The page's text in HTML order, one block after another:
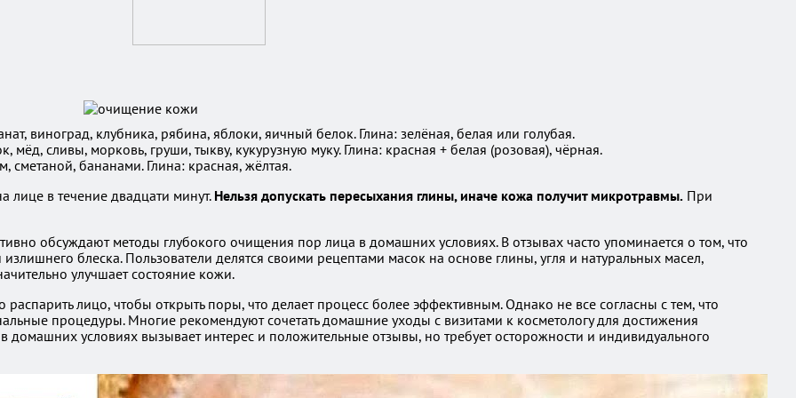
виноград, клубника, рябина, яблоки, яичный белок. Глина: зелёная, белая или голубая.
сливы, морковь, груши, тыкву, кукурузную муку. Глина: красная + белая (розовая), чёрная.
бананами. Глина: красная, жёлтая.
в течение двадцати минут. Нельзя допускать пересыхания глины, иначе кожа получит микротравмы. При
обсуждают методы глубокого очищения пор лица в домашних условиях. В отзывах часто упоминается о том, что
блеска. Пользователи делятся своими рецептами масок на основе глины, угля и натуральных масел,
улучшает состояние кожи.
лицо, чтобы открыть поры, что делает процесс более эффективным. Однако не все согласны с тем, что
процедуры. Многие рекомендуют сочетать домашние уходы с визитами к косметологу для достижения
домашних условиях вызывает интерес и положительные отзывы, но требует осторожности и индивидуального